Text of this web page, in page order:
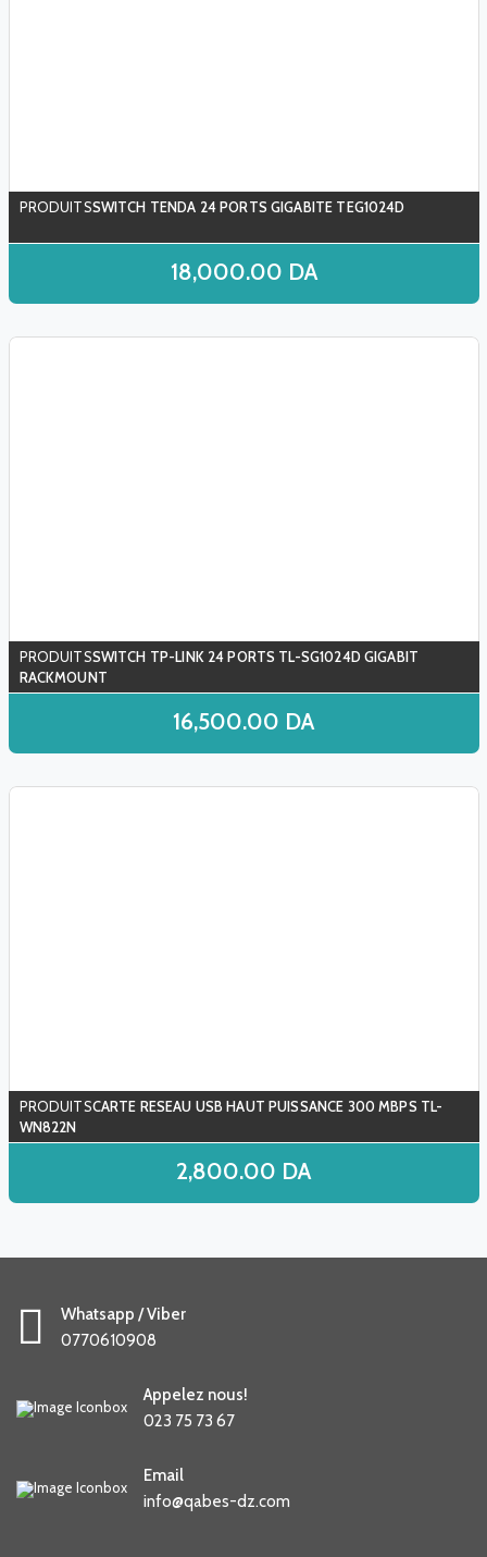
SWITCH TENDA 24 PORTS GIGABITE TEG1024D
18,000.00 DA
SWITCH TP-LINK 24 PORTS TL-SG1024D GIGABIT
RACKMOUNT
16,500.00 DA
CARTE RESEAU USB HAUT PUISSANCE 300 MBPS TL-
WN822N
2,800.00 DA
Whatsapp / Viber
0770610908
Appelez nous!
023 75 73 67
Email
info@qabes-dz.com